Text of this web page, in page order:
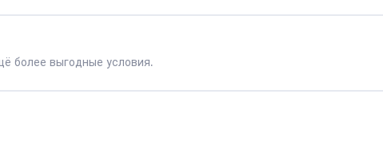
более выгодные условия.